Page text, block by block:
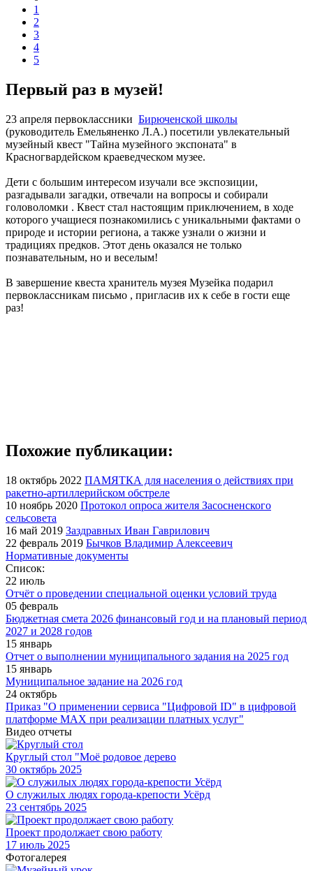
1
2
3
4
5
Первый раз в музей!
23 апреля первоклассники Бирюченской школы
(руководитель Емельяненко Л.А.) посетили увлекательный
музейный квест "Тайна музейного экспоната" в
Красногвардейском краеведческом музее.
Дети с большим интересом изучали все экспозиции,
разгадывали загадки, отвечали на вопросы и собирали
головоломки . Квест стал настоящим приключением, в ходе
которого учащиеся познакомились с уникальными фактами о
природе и истории региона, а также узнали о жизни и
традициях предков. Этот день оказался не только
познавательным, но и веселым!
В завершение квеста хранитель музея Музейка подарил
первоклассникам письмо , пригласив их к себе в гости еще
раз!
Похожие публикации:
18 октябрь 2022 ПАМЯТКА для населения о действиях при
ракетно-артиллерийском обстреле
10 ноябрь 2020 Протокол опроса жителя Засосненского
сельсовета
16 май 2019 Заздравных Иван Гаврилович
22 февраль 2019 Бычков Владимир Алексеевич
Нормативные документы
Список:
22 июль
Отчёт о проведении специальной оценки условий труда
05 февраль
Бюджетная смета 2026 финансовый год и на плановый период
2027 и 2028 годов
15 январь
Отчет о выполнении муниципального задания на 2025 год
15 январь
Муниципальное задание на 2026 год
24 октябрь
Приказ "О применении сервиса "Цифровой ID" в цифровой
платформе МАХ при реализации платных услуг"
Видео отчеты
Круглый стол "Моё родовое дерево
30 октябрь 2025
О служилых людях города-крепости Усёрд
23 сентябрь 2025
Проект продолжает свою работу
17 июль 2025
Фотогалерея